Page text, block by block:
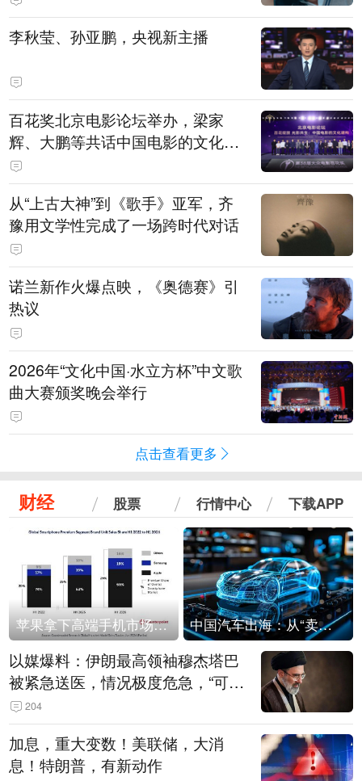
白，主演均为广州本土演员
李秋莹、孙亚鹏，央视新主播
百花奖北京电影论坛举办，梁家
辉、大鹏等共话中国电影的文化建
构
从“上古大神”到《歌手》亚军，齐
豫用文学性完成了一场跨时代对话
诺兰新作火爆点映，《奥德赛》引
热议
2026年“文化中国·水立方杯”中文歌
曲大赛颁奖晚会举行
点击查看更多
财经 股票 行情中心 下载APP
苹果拿下高端手机市场65%的份额：iPhone 17系列功不可没 中国汽车出海：从“卖出去”到“走进去”
以媒爆料：伊朗最高领袖穆杰塔巴
被紧急送医，情况极度危急，“可能
随时会死去”
204
加息，重大变数！美联储，大消
息！特朗普，有新动作